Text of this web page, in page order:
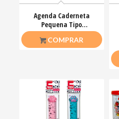
Agenda Caderneta
Pequena Tipo
Moleskine Sem Pauta
80 Folhas
COMPRAR